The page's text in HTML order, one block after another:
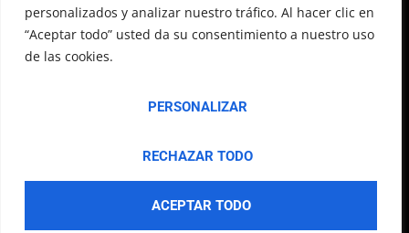
personalizados y analizar nuestro tráfico. Al hacer clic en
“Aceptar todo” usted da su consentimiento a nuestro uso
de las cookies.
PERSONALIZAR
RECHAZAR TODO
ACEPTAR TODO